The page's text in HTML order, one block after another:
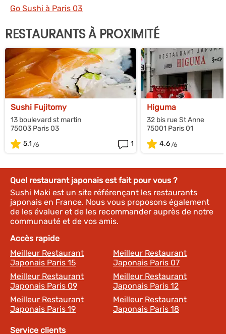
Go Sushi à Paris 03
RESTAURANTS À PROXIMITÉ
Sushi Fujitomy
13 boulevard st martin
75003 Paris 03
5.1
1
Higuma
32 bis rue St Anne
75001 Paris 01
4.6
Quel restaurant japonais est fait pour vous ?
Sushi Maki est un site référençant les restaurants
japonais en France. Nous vous proposons également
de les évaluer et de les recommander auprès de notre
communauté et de vos amis.
Accès rapide
Meilleur Restaurant
Japonais Paris 15
Meilleur Restaurant
Japonais Paris 07
Meilleur Restaurant
Japonais Paris 09
Meilleur Restaurant
Japonais Paris 12
Meilleur Restaurant
Japonais Paris 19
Meilleur Restaurant
Japonais Paris 18
Service clients